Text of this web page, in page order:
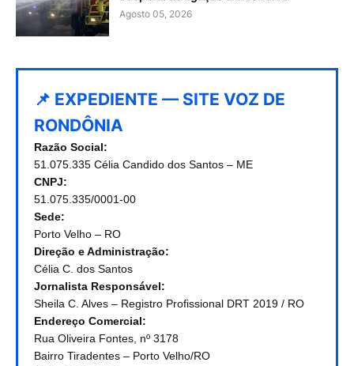
Agosto 05, 2026
📌 EXPEDIENTE — SITE VOZ DE
RONDÔNIA
Razão Social:
51.075.335 Célia Candido dos Santos – ME
CNPJ:
51.075.335/0001-00
Sede:
Porto Velho – RO
Direção e Administração:
Célia C. dos Santos
Jornalista Responsável:
Sheila C. Alves – Registro Profissional DRT 2019 / RO
Endereço Comercial:
Rua Oliveira Fontes, nº 3178
Bairro Tiradentes – Porto Velho/RO